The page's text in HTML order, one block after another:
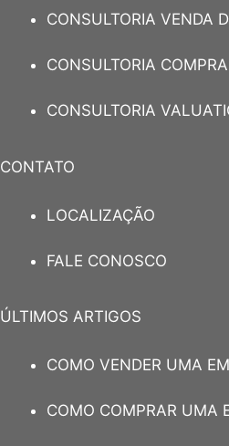
CONSULTORIA VENDA
CONSULTORIA
CONSULTORIA
CONTATO
LOCALIZAÇÃO
FALE CONOSCO
ÚLTIMOS ARTIGOS
COMO VENDER UMA
COMO COMPRAR UMA